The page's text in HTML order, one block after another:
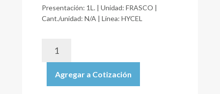
Presentación: 1L. | Unidad: FRASCO |
Cant./unidad: N/A | Línea: HYCEL
1000
YODURO
DE
Agregar a Cotización